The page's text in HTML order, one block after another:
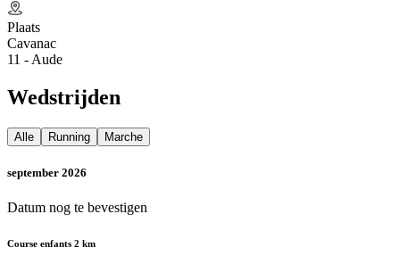
Plaats
Cavanac
11 - Aude
Wedstrijden
Alle Running Marche
september 2026
Datum nog te bevestigen
Course enfants 2 km